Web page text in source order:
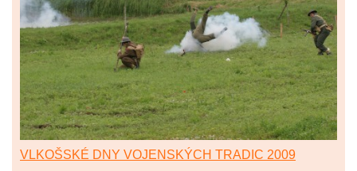
VLKOŠSKÉ DNY VOJENSKÝCH TRADIC 2009